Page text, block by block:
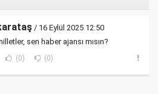
/ 16 Eylül 2025 12:50
sen haber ajansı mısın?
(0) (0)